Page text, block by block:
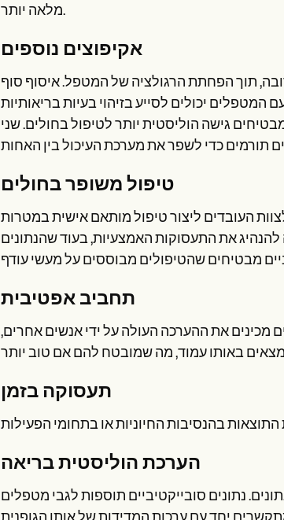
מלאה יותר.
אקיפוצים נוספים
תוך הפחתת הרגולציה של המטפל. איסוף סוף
יכולים לסייע בזיהוי בעיות בריאותיות
גישה הוליסטית יותר לטיפול בחולים. שני
טיפול משופר בחולים
העובדים ליצור טיפול מותאם אישית במטרות
את התעסוקות האמצעיות, בעוד שהנתונים
תחביב אפטיבית
מכינים את ההערכה העולה על ידי אנשים אחרים,
תעסוקה בזמן
הערכת הוליסטית בריאה
נתונים סובייקטיביים תוספות לגבי מטפלים